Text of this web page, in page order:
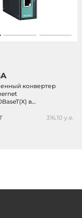
конвертер
в
316,10 у.е.